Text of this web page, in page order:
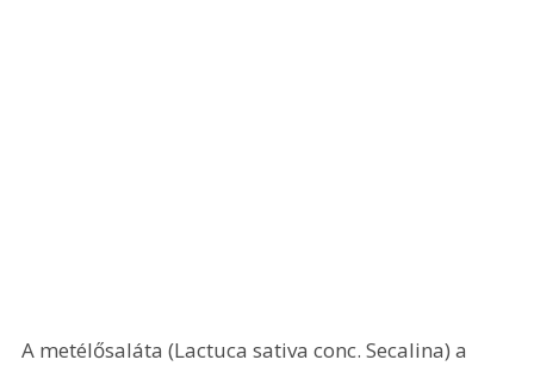
A metélősaláta (Lactuca sativa conc. Secalina) a